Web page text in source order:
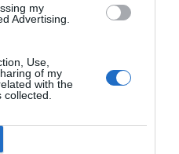
my
Advertising.
Use,
of my
with the